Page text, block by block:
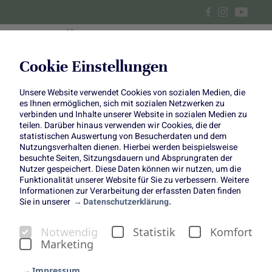
Cookie Einstellungen
Unsere Website verwendet Cookies von sozialen Medien, die
es Ihnen ermöglichen, sich mit sozialen Netzwerken zu
verbinden und Inhalte unserer Website in sozialen Medien zu
teilen. Darüber hinaus verwenden wir Cookies, die der
statistischen Auswertung von Besucherdaten und dem
Nutzungsverhalten dienen. Hierbei werden beispielsweise
besuchte Seiten, Sitzungsdauern und Absprungraten der
Nutzer gespeichert. Diese Daten können wir nutzen, um die
Funktionalität unserer Website für Sie zu verbessern. Weitere
Informationen zur Verarbeitung der erfassten Daten finden
Sie in unserer
Datenschutzerklärung.
Notwendig Statistik
Komfort
Marketing
Frühlingshafter DIY
Blechdosen-Kranz
Kränze kennt ihr nur zur Adventszeit? Dann passt jetzt
mal gut auf, denn im Frühjahr machen eure
Frühlingsblüher als Kranz angeordnet eine besonders
gute Figur! Sophie von Sophiagaleria hat diese tolle Idee
für euch vorbereitet, die ihr mit alten